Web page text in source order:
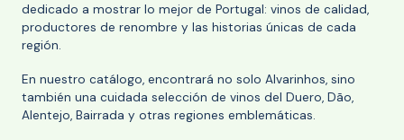
dedicado a mostrar lo mejor de Portugal: vinos de calidad,
productores de renombre y las historias únicas de cada
región.
En nuestro catálogo, encontrará no solo Alvarinhos, sino
también una cuidada selección de vinos del Duero, Dão,
Alentejo, Bairrada y otras regiones emblemáticas.